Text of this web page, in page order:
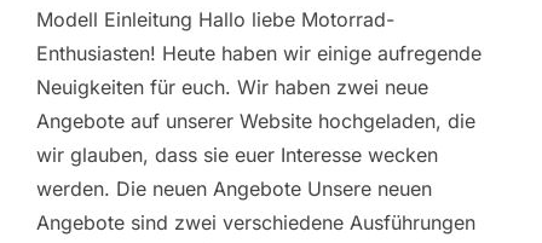
Modell Einleitung Hallo liebe Motorrad-
Enthusiasten! Heute haben wir einige aufregende
Neuigkeiten für euch. Wir haben zwei neue
Angebote auf unserer Website hochgeladen, die
wir glauben, dass sie euer Interesse wecken
werden. Die neuen Angebote Unsere neuen
Angebote sind zwei verschiedene Ausführungen